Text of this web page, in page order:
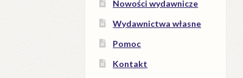
Nowości wydawnicze
Wydawnictwa własne
Pomoc
Kontakt